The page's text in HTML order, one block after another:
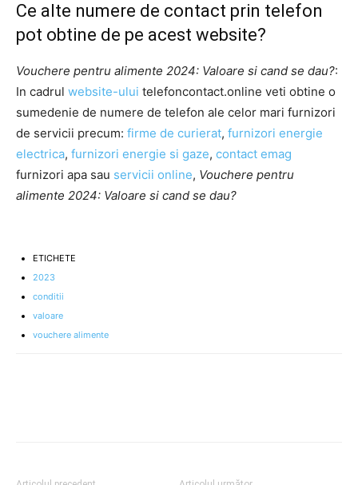
Ce alte numere de contact prin telefon
pot obtine de pe acest website?
Vouchere pentru alimente 2024: Valoare si cand se dau?:
In cadrul website-ului telefoncontact.online veti obtine o
sumedenie de numere de telefon ale celor mari furnizori
de servicii precum: firme de curierat, furnizori energie
electrica, furnizori energie si gaze, contact emag
furnizori apa sau servicii online, Vouchere pentru
alimente 2024: Valoare si cand se dau?
ETICHETE
2023
conditii
valoare
vouchere alimente